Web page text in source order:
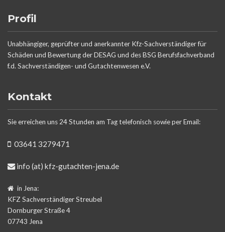
Profil
Unabhängiger, geprüfter und anerkannter Kfz-Sachverständiger für
Schäden und Bewertung der DESAG und des BSG Berufsfachverband
f.d. Sachverständigen- und Gutachtenwesen e.V.
Kontakt
Sie erreichen uns 24 Stunden am Tag telefonisch sowie per Email:
03641 3279471
info (at) kfz-gutachten-jena.de
in Jena:
KFZ Sachverständiger Streubel
Dornburger Straße 4
07743 Jena